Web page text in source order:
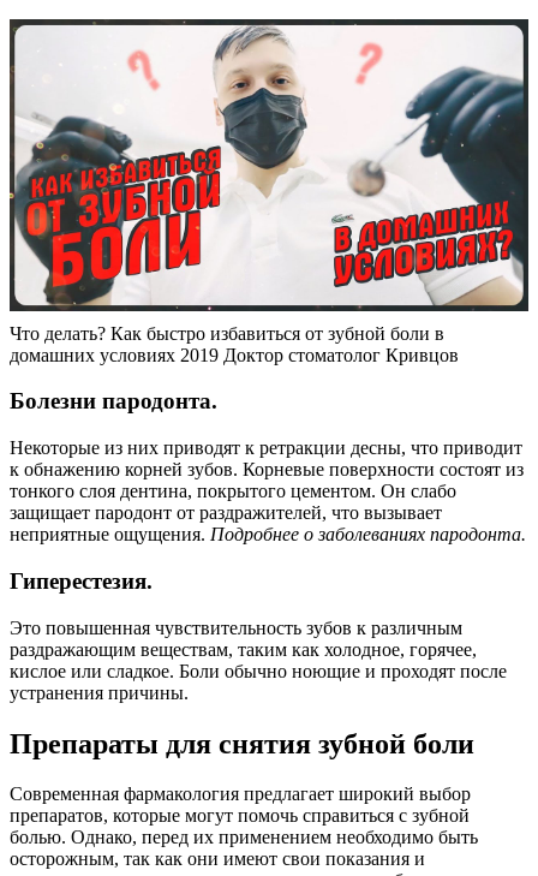
Что делать? Как быстро избавиться от зубной боли в
домашних условиях 2019 Доктор стоматолог Кривцов
Болезни пародонта.
Некоторые из них приводят к ретракции десны, что приводит
к обнажению корней зубов. Корневые поверхности состоят из
тонкого слоя дентина, покрытого цементом. Он слабо
защищает пародонт от раздражителей, что вызывает
неприятные ощущения. Подробнее о заболеваниях пародонта.
Гиперестезия.
Это повышенная чувствительность зубов к различным
раздражающим веществам, таким как холодное, горячее,
кислое или сладкое. Боли обычно ноющие и проходят после
устранения причины.
Препараты для снятия зубной боли
Современная фармакология предлагает широкий выбор
препаратов, которые могут помочь справиться с зубной
болью. Однако, перед их применением необходимо быть
осторожным, так как они имеют свои показания и